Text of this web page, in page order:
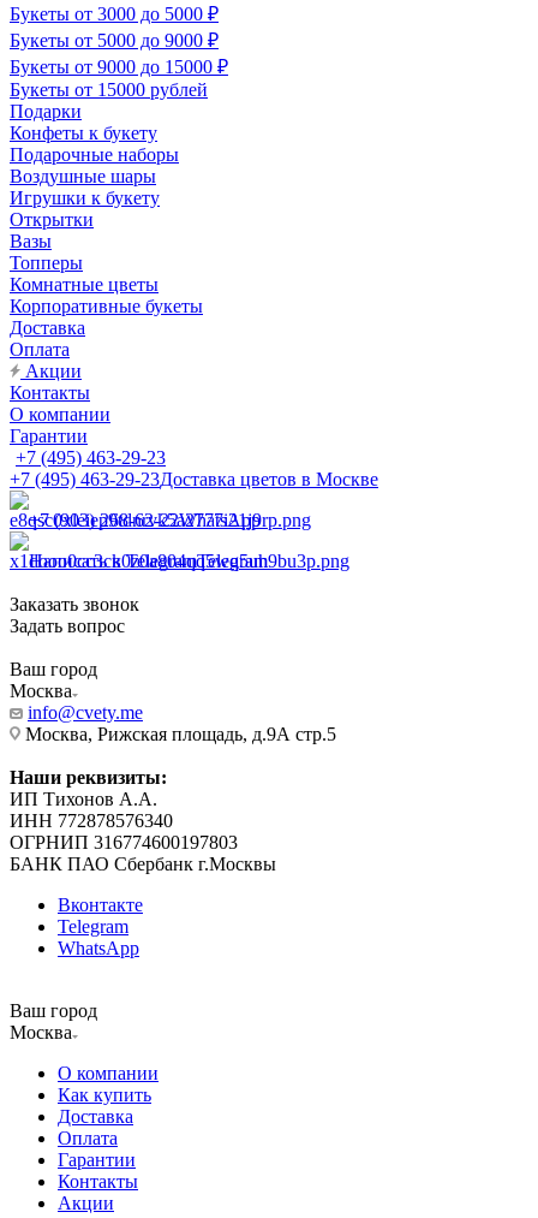
Букеты от 3000 до 5000 ₽
Букеты от 5000 до 9000 ₽
Букеты от 9000 до 15000 ₽
Букеты от 15000 рублей
Подарки
Конфеты к букету
Подарочные наборы
Воздушные шары
Игрушки к букету
Открытки
Вазы
Топперы
Комнатные цветы
Корпоративные букеты
Доставка
Оплата
Акции
Контакты
О компании
Гарантии
+7 (495) 463-29-23
+7 (495) 463-29-23Доставка цветов в Москве
+7 (903) 268-62-22WhatsApp
Написать в TelegramTelegram
Заказать звонок
Задать вопрос
Ваш город
Москва
info@cvety.me
Москва, Рижская площадь, д.9А стр.5
Наши реквизиты:
ИП Тихонов А.А.
ИНН 772878576340
ОГРНИП 316774600197803
БАНК ПАО Сбербанк г.Москвы
Вконтакте
Telegram
WhatsApp
Ваш город
Москва
О компании
Как купить
Доставка
Оплата
Гарантии
Контакты
Акции